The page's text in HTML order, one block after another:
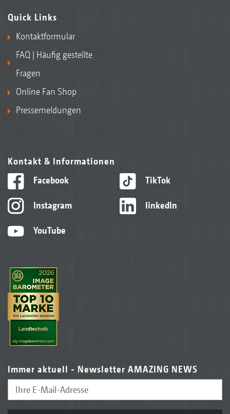
Quick Links
Kontaktformular
FAQ | Häufig gestellte
Fragen
Online Fan Shop
Pressemeldungen
Kontakt & Informationen
Facebook
Instagram
YouTube
TikTok
linkedIn
Immer aktuell - Newsletter AMAZING NEWS